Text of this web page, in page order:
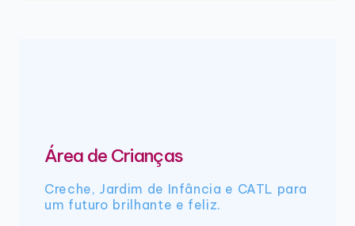
Área de Crianças
Creche, Jardim de Infância e CATL para
um futuro brilhante e feliz.